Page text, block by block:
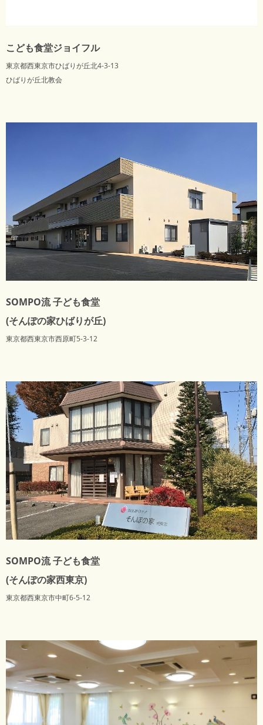
こども食堂ジョイフル
東京都西東京市ひばりが丘北4-3-13
ひばりが丘北教会
SOMPO流 子ども食堂
(そんぽの家ひばりが丘)
東京都西東京市西原町5-3-12
SOMPO流 子ども食堂
(そんぽの家西東京)
東京都西東京市中町6-5-12